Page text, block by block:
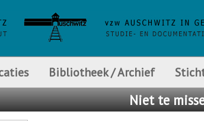
Bibliotheek / Archief
Niette